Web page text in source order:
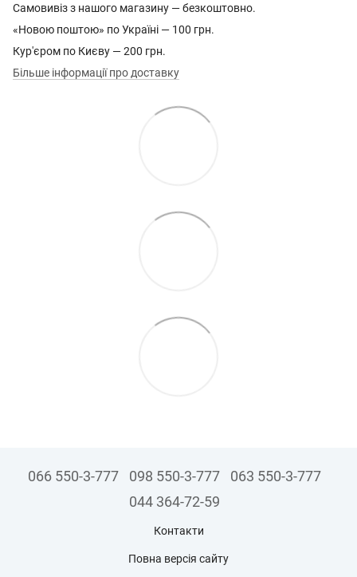
Самовивіз з нашого магазину — безкоштовно.
«Новою поштою» по Україні — 100 грн.
Кур'єром по Києву — 200 грн.
Більше інформації про доставку
066 550-3-777 098 550-3-777
063 550-3-777
044 364-72-59
Контакти
Повна версія сайту